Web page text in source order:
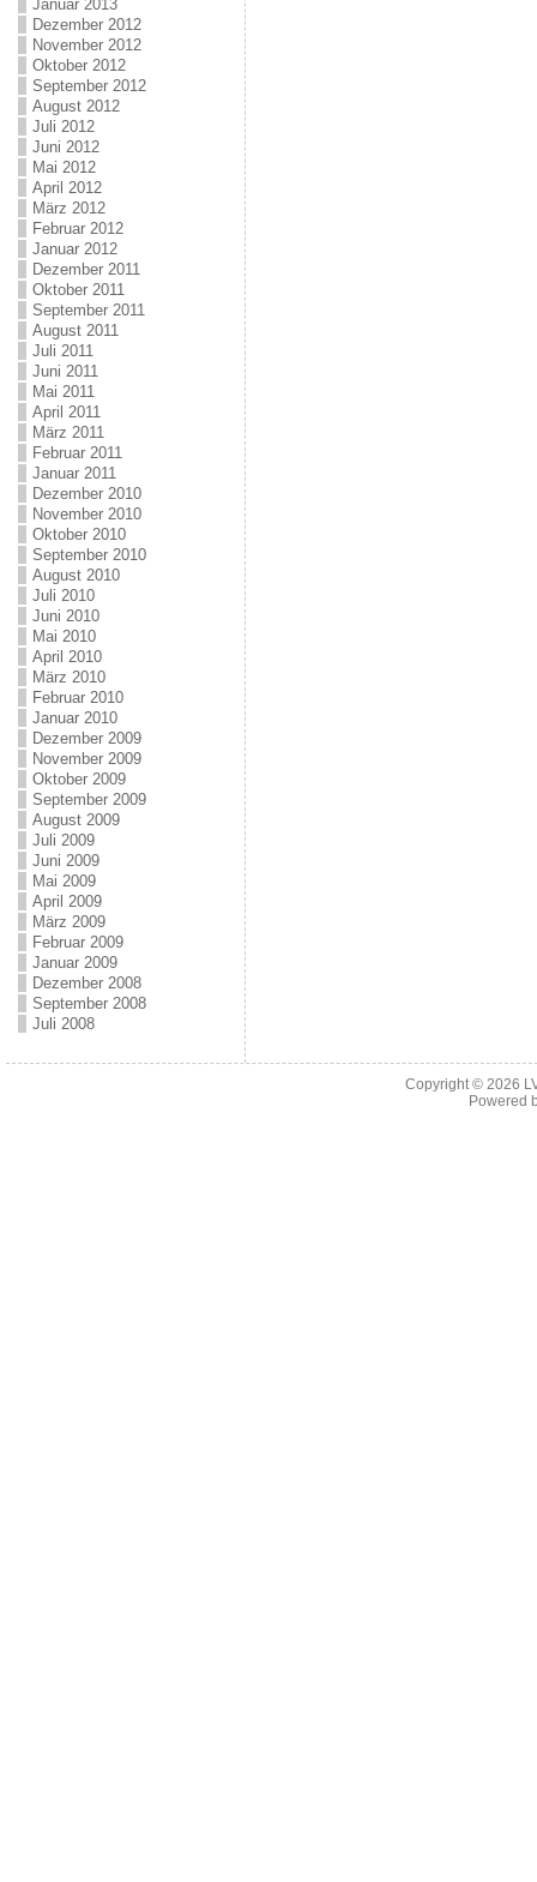
Januar 2013
Dezember 2012
November 2012
Oktober 2012
September 2012
August 2012
Juli 2012
Juni 2012
Mai 2012
April 2012
März 2012
Februar 2012
Januar 2012
Dezember 2011
Oktober 2011
September 2011
August 2011
Juli 2011
Juni 2011
Mai 2011
April 2011
März 2011
Februar 2011
Januar 2011
Dezember 2010
November 2010
Oktober 2010
September 2010
August 2010
Juli 2010
Juni 2010
Mai 2010
April 2010
März 2010
Februar 2010
Januar 2010
Dezember 2009
November 2009
Oktober 2009
September 2009
August 2009
Juli 2009
Juni 2009
Mai 2009
April 2009
März 2009
Februar 2009
Januar 2009
Dezember 2008
September 2008
Juli 2008
Copyright © 2026
Powered